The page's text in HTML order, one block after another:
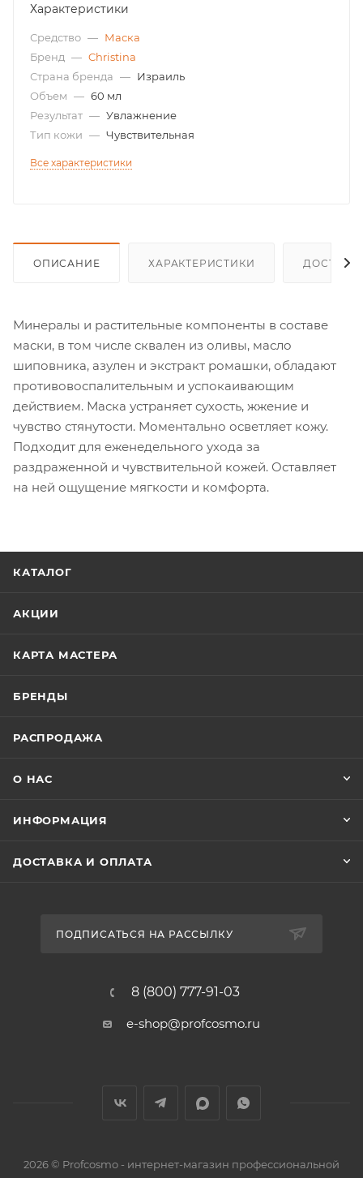
Характеристики
Средство — Маска
Бренд — Christina
Страна бренда — Израиль
Объем — 60 мл
Результат — Увлажнение
Тип кожи — Чувствительная
Все характеристики
ОПИСАНИЕ ХАРАКТЕРИСТИКИ
Минералы и растительные компоненты в составе
маски, в том числе сквален из оливы, масло
шиповника, азулен и экстракт ромашки, обладают
противовоспалительным и успокаивающим
действием. Маска устраняет сухость, жжение и
чувство стянутости. Моментально осветляет кожу.
Подходит для еженедельного ухода за
раздраженной и чувствительной кожей. Оставляет
на ней ощущение мягкости и комфорта.
КАТАЛОГ
АКЦИИ
КАРТА МАСТЕРА
БРЕНДЫ
РАСПРОДАЖА
О НАС
ИНФОРМАЦИЯ
ДОСТАВКА И ОПЛАТА
ПОДПИСАТЬСЯ НА РАССЫЛКУ
8 (800) 777-91-03
e-shop@profcosmo.ru
2026© Profcosmo - интернет-магазин профессиональной